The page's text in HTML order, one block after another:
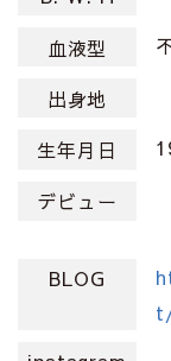
血液型
出身地
生年月日
デビュー
BLOG